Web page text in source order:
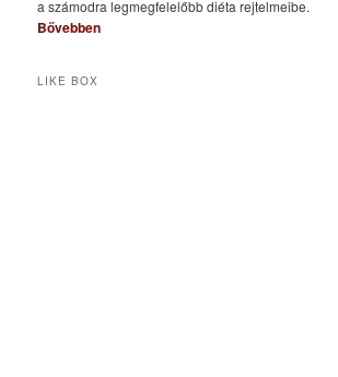
a számodra legmegfelelőbb diéta rejtelmeibe.
Bővebben
LIKE BOX